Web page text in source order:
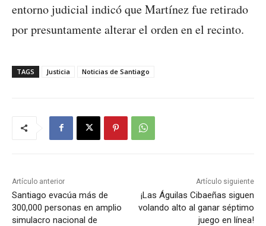
entorno judicial indicó que Martínez fue retirado
por presuntamente alterar el orden en el recinto.
TAGS Justicia Noticias de Santiago
Artículo anterior
Santiago evacúa más de
300,000 personas en amplio
simulacro nacional de
Artículo siguiente
¡Las Águilas Cibaeñas siguen
volando alto al ganar séptimo
juego en línea!